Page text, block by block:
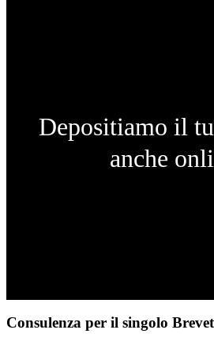
Depositiamo il
anche
Consulenza per il singolo